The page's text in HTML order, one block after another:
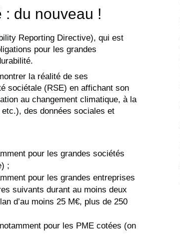
: du nouveau !
Reporting Directive), qui est
pour les grandes
la réalité de ses
sociétale (RSE) en affichant son
au changement climatique, à la
des données sociales et
pour les grandes sociétés
;
pour les grandes entreprises
suivants durant au moins deux
d’au moins 25 M€, plus de 250
pour les PME cotées (on